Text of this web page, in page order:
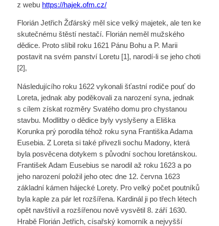
z webu https://hajek.ofm.cz/
Florián Jetřich Žďárský měl sice velký majetek, ale ten ke
skutečnému štěstí nestačí. Florián neměl mužského
dědice. Proto slíbil roku 1621 Pánu Bohu a P. Marii
postavit na svém panství Loretu [1], narodí-li se jeho choti
[2],
Následujícího roku 1622 vykonali šťastní rodiče pouť do
Loreta, jednak aby poděkovali za narození syna, jednak
s cílem získat rozměry Svatého domu pro chystanou
stavbu. Modlitby o dědice byly vyslyšeny a Eliška
Korunka prý porodila téhož roku syna Františka Adama
Eusebia. Z Loreta si také přivezli sochu Madony, která
byla posvěcena dotykem s původní sochou loretánskou.
František Adam Eusebius se narodil až roku 1623 a po
jeho narození položil jeho otec dne 12. června 1623
základní kámen hájecké Lorety. Pro velký počet poutníků
byla kaple za pár let rozšířena. Kardinál ji po třech létech
opět navštívil a rozšířenou nově vysvětil 8. září 1630.
Hrabě Florián Jetřich, císařský komorník a nejvyšší